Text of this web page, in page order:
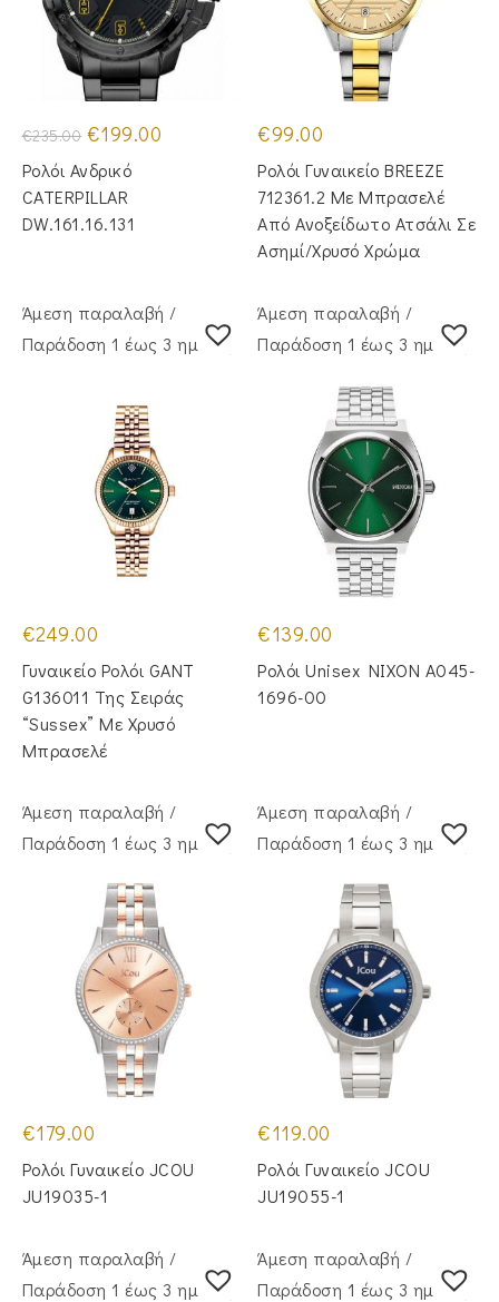
€235.00 Original
price
was:
€235.00.
€199.00
Ρολόι Ανδρικό
CATERPILLAR
DW.161.16.131
€99.00
Ρολόι Γυναικείο BREEZE
712361.2 Με Μπρασελέ
Από Ανοξείδωτο Ατσάλι Σε
Ασημί/Χρυσό Χρώμα
Άμεση παραλαβή /
Παράδoση 1 έως 3 ημέρες
€249.00
Γυναικείο Ρολόι GANT
G136011 Της Σειράς
“Sussex” Με Χρυσό
Μπρασελέ
Άμεση παραλαβή /
Παράδoση 1 έως 3 ημέρες
€139.00
Ρολόι Unisex NIXON A045-
1696-00
Άμεση παραλαβή /
Παράδoση 1 έως 3 ημέρες
€179.00
Ρολόι Γυναικείο JCOU
JU19035-1
Άμεση παραλαβή /
Παράδoση 1 έως 3 ημέρες
€119.00
Ρολόι Γυναικείο JCOU
JU19055-1
Άμεση παραλαβή /
Παράδoση 1 έως 3 ημέρες
Άμεση παραλαβή /
Παράδoση 1 έως 3 ημέρες